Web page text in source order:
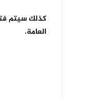
كذلك سيتم
العامة.